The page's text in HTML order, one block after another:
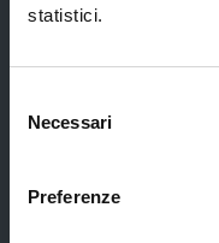
statistici.
delNecessari
Preferenze
Screening oncologici
SPID - Sistema
Sportello Unico
Tessera Sanitaria-
Servizi